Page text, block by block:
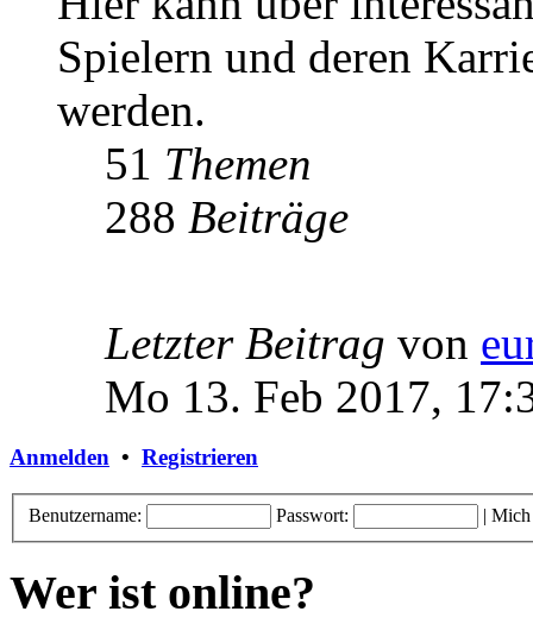
Spielern und deren
werden.
51 Themen
288 Beiträge
Letzter Beitrag von
Mo 13. Feb 2017,
Anmelden • Registrieren
Benutzername: Passwort: | Mich
Wer ist online?